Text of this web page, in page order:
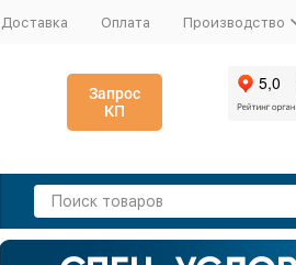
Доставка Оплата Производство
Запрос
КП